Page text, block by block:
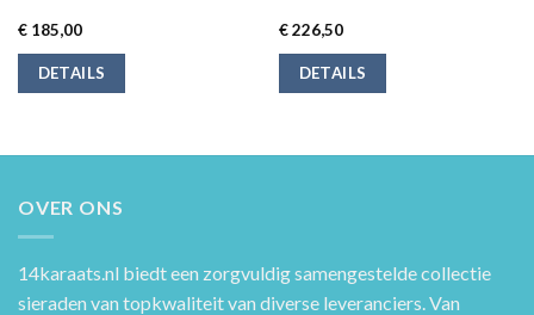
€185,00
DETAILS
€226,50
DETAILS
OVER ONS
14karaats.nl biedt een zorgvuldig samengestelde collectie
sieraden van topkwaliteit van diverse leveranciers. Van